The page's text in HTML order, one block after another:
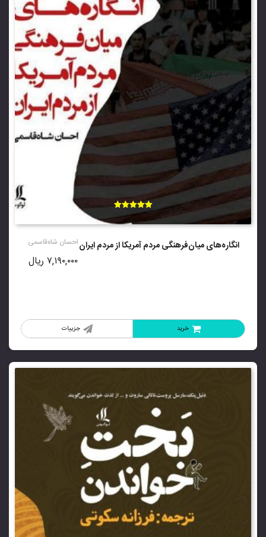
انگاره‌های میان‌فرهنگی مردم آمریکا از مردم ایراناحسان شاه‌قاسمی
امتیاز
5.00
از 5
۷,۱۹۰,۰۰۰ ریال
جزییات خرید